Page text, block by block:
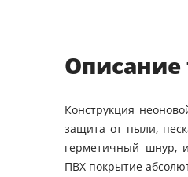
Описание
Конструкция
защита от пыли,
герметичный шнур,
ПВХ покрытие